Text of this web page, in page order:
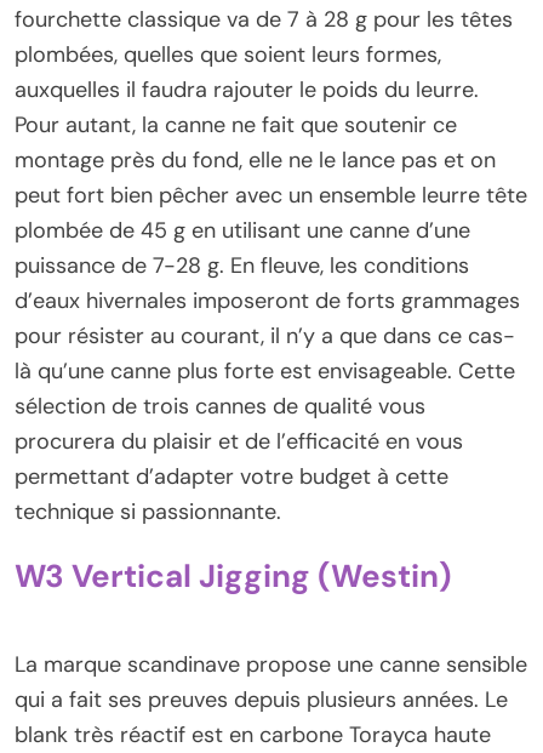
fourchette classique va de 7 à 28 g pour les têtes
plombées, quelles que soient leurs formes,
auxquelles il faudra rajouter le poids du leurre.
Pour autant, la canne ne fait que soutenir ce
montage près du fond, elle ne le lance pas et on
peut fort bien pêcher avec un ensemble leurre tête
plombée de 45 g en utilisant une canne d’une
puissance de 7-28 g. En fleuve, les conditions
d’eaux hivernales imposeront de forts grammages
pour résister au courant, il n’y a que dans ce cas-
là qu’une canne plus forte est envisageable. Cette
sélection de trois cannes de qualité vous
procurera du plaisir et de l’efficacité en vous
permettant d’adapter votre budget à cette
technique si passionnante.
W3 Vertical Jigging (Westin)
La marque scandinave propose une canne sensible
qui a fait ses preuves depuis plusieurs années. Le
blank très réactif est en carbone Torayca haute